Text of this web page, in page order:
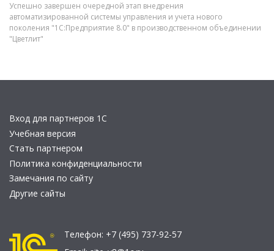
Успешно завершен очередной этап внедрения
автоматизированной системы управления и учета нового
поколения "1С:Предприятие 8.0" в производственном объединении
"Цветлит"
Вход для партнеров 1С
Учебная версия
Стать партнером
Политика конфиденциальности
Замечания по сайту
Другие сайты
Телефон: +7 (495) 737-92-57